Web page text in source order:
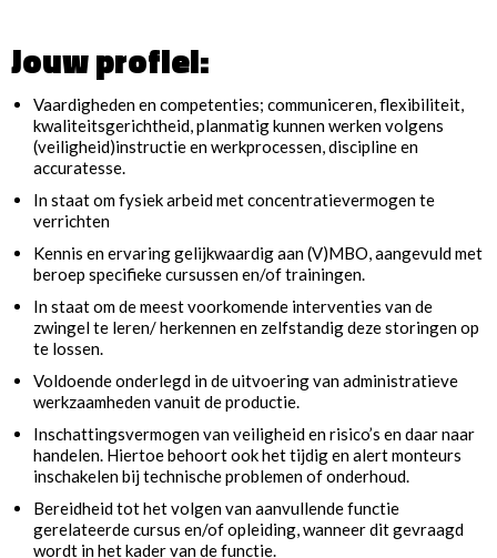
Jouw profiel:
Vaardigheden en competenties; communiceren, flexibiliteit,
kwaliteitsgerichtheid, planmatig kunnen werken volgens
(veiligheid)instructie en werkprocessen, discipline en
accuratesse.
In staat om fysiek arbeid met concentratievermogen te
verrichten
Kennis en ervaring gelijkwaardig aan (V)MBO, aangevuld met
beroep specifieke cursussen en/of trainingen.
In staat om de meest voorkomende interventies van de
zwingel te leren/ herkennen en zelfstandig deze storingen op
te lossen.
Voldoende onderlegd in de uitvoering van administratieve
werkzaamheden vanuit de productie.
Inschattingsvermogen van veiligheid en risico’s en daar naar
handelen. Hiertoe behoort ook het tijdig en alert monteurs
inschakelen bij technische problemen of onderhoud.
Bereidheid tot het volgen van aanvullende functie
gerelateerde cursus en/of opleiding, wanneer dit gevraagd
wordt in het kader van de functie.